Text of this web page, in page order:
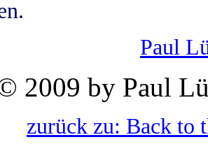
Paul
2009 by Paul
zurück zu: Back to